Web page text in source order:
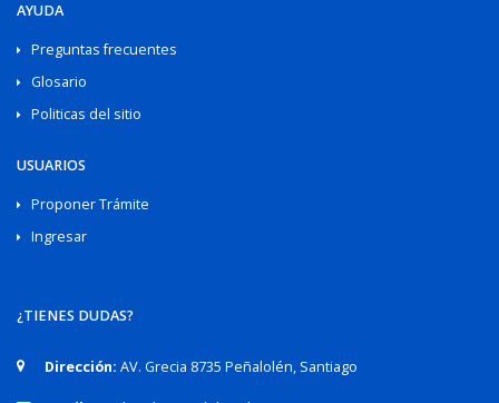
AYUDA
Preguntas frecuentes
Glosario
Politicas del sitio
USUARIOS
Proponer Trámite
Ingresar
¿TIENES DUDAS?
Dirección: AV. Grecia 8735 Peñalolén, Santiago